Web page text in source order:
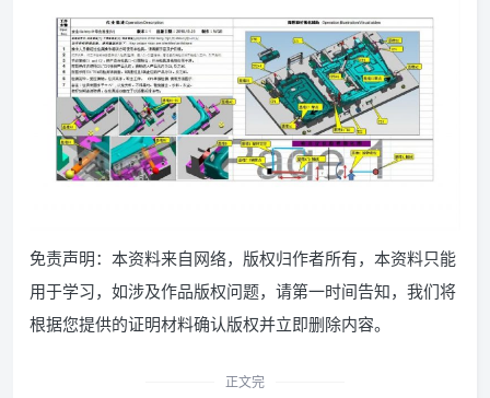
免责声明：本资料来自网络，版权归作者所有，本资料只能
用于学习，如涉及作品版权问题，请第一时间告知，我们将
根据您提供的证明材料确认版权并立即删除内容。
正文完